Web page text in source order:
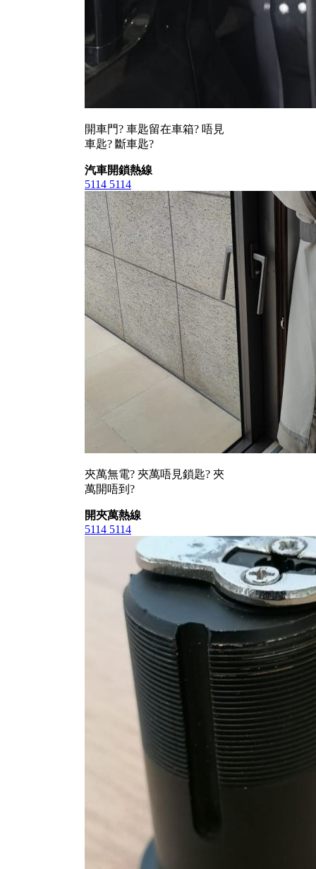
開車門? 車匙留在車箱? 唔見
車匙? 斷車匙?
汽車開鎖熱線
5114 5114
夾萬無電? 夾萬唔見鎖匙? 夾
萬開唔到?
開夾萬熱線
5114 5114